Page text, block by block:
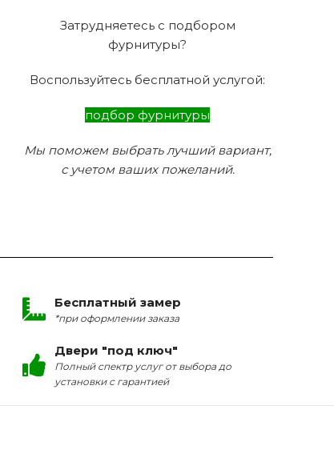
Затрудняетесь с подбором
фурнитуры?
Воспользуйтесь бесплатной услугой:
подбор фурнитуры
Мы поможем выбрать лучший вариант,
с учетом ваших пожеланий.
Бесплатный замер
*при оформлении заказа
Двери "под ключ"
Полный спектр услуг от выбора до
установки с гарантией